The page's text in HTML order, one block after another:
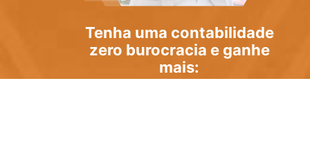
Tenha uma contabilidade
zero burocracia e ganhe
mais: